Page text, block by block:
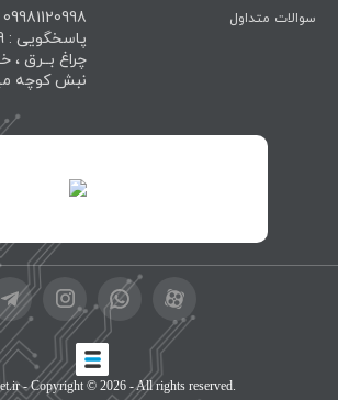
سوالات متداول
چراغ بــرق
نبش کوچه
- Copyright © 2026 - All rights reserved.